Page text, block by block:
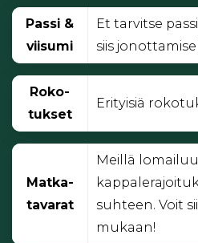
Passi &
viisumi
Et tarvitse
siis
Roko­-
tuk­set
Erityisiä
Matka-
­tavarat
Meillä
suhteen. Voit
mukaan!